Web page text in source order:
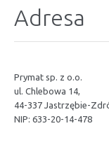
Adresa
Prymat sp. z o.o.
ul. Chlebowa 14,
44-337 Jastrzębie-
NIP: 633-20-14-478